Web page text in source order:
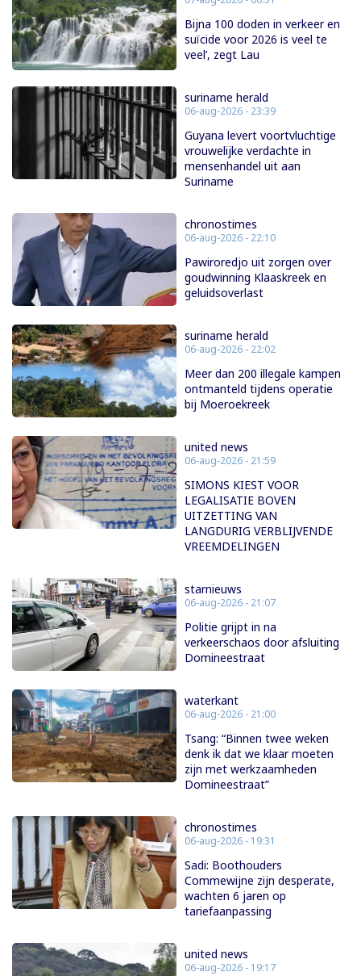
Bijna 100 doden in verkeer en
suïcide voor 2026 is veel te
veel’, zegt Lau
suriname herald
06-aug-2026 - 23:39
Guyana levert voortvluchtige
vrouwelijke verdachte in
mensenhandel uit aan
Suriname
chronostimes
06-aug-2026 - 22:10
Pawiroredjo uit zorgen over
goudwinning Klaaskreek en
geluidsoverlast
suriname herald
06-aug-2026 - 22:02
Meer dan 200 illegale kampen
ontmanteld tijdens operatie
bij Moeroekreek
united news
06-aug-2026 - 21:59
SIMONS KIEST VOOR
LEGALISATIE BOVEN
UITZETTING VAN
LANGDURIG VERBLIJVENDE
VREEMDELINGEN
starnieuws
06-aug-2026 - 21:07
Politie grijpt in na
verkeerschaos door afsluiting
Domineestraat
waterkant
06-aug-2026 - 21:00
Tsang: “Binnen twee weken
denk ik dat we klaar moeten
zijn met werkzaamheden
Domineestraat”
chronostimes
06-aug-2026 - 19:31
Sadi: Boothouders
Commewijne zijn desperate,
wachten 6 jaren op
tariefaanpassing
united news
06-aug-2026 - 19:17